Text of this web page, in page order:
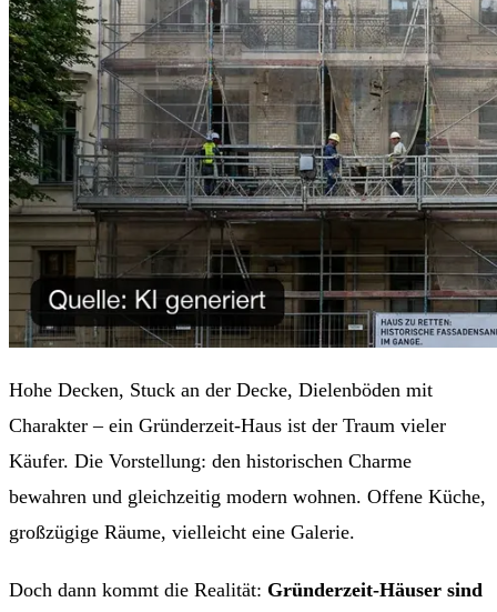
Hohe Decken, Stuck an der Decke, Dielenböden mit
Charakter – ein Gründerzeit-Haus ist der Traum vieler
Käufer. Die Vorstellung: den historischen Charme
bewahren und gleichzeitig modern wohnen. Offene Küche,
großzügige Räume, vielleicht eine Galerie.
Doch dann kommt die Realität: Gründerzeit-Häuser sind